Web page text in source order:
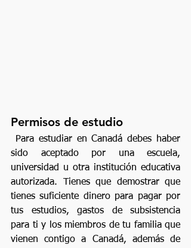
Permisos de estudio
sido aceptado por una escuela,
universidad u otra institución educativa
autorizada. Tienes que demostrar que
tienes suficiente dinero para pagar por
tus estudios, gastos de subsistencia
para ti y los miembros de tu familia que
vienen contigo a Canadá, además de